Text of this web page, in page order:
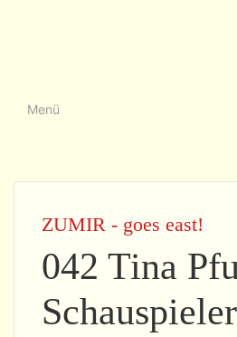
Menü
ZUMIR - goes east!
042 Tina